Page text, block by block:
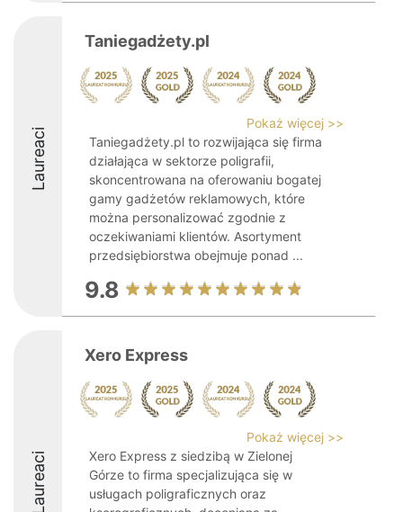
Laureaci
Taniegadżety.pl
Pokaż więcej >>
Taniegadżety.pl to rozwijająca się firma
działająca w sektorze poligrafii,
skoncentrowana na oferowaniu bogatej
gamy gadżetów reklamowych, które
można personalizować zgodnie z
oczekiwaniami klientów. Asortyment
przedsiębiorstwa obejmuje ponad ...
9.8
Laureaci
Xero Express
Pokaż więcej >>
Xero Express z siedzibą w Zielonej
Górze to firma specjalizująca się w
usługach poligraficznych oraz